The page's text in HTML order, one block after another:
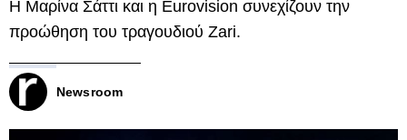
Η Μαρίνα Σάττι και η Eurovision συνεχίζουν την
προώθηση του τραγουδιού Zari.
Newsroom